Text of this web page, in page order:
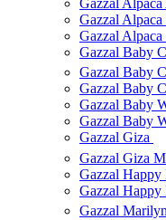
Gazzal
Gazzal
Gazzal Alpaca
Gazzal Baby
Gazzal Baby
Gazzal Baby
Gazzal Baby
Gazzal Baby
Gazzal Giza
Gazzal Giza
Gazzal Happy
Gazzal Happy
Gazzal